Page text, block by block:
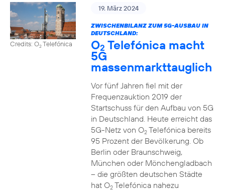
Credits: O2Telefónica
19. März 2024
ZWISCHENBILANZ ZUM 5G-AUSBAU IN
DEUTSCHLAND:
O2 Telefónica macht
5G
massenmarkttauglich
Vor fünf Jahren fiel mit der
Frequenzauktion 2019 der
Startschuss für den Aufbau von 5G
in Deutschland. Heute erreicht das
5G-Netz von O2Telefónica bereits
95 Prozent der Bevölkerung. Ob
Berlin oder Braunschweig,
München oder Mönchengladbach
– die größten deutschen Städte
hat O2Telefónica nahezu